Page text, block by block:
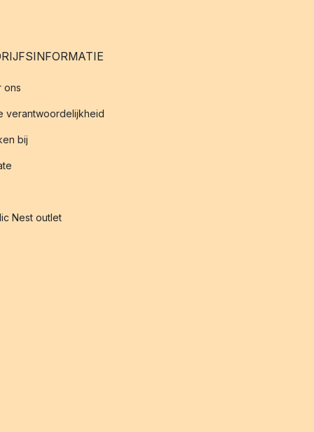
ons
verantwoordelijkheid
bij
Nest outlet